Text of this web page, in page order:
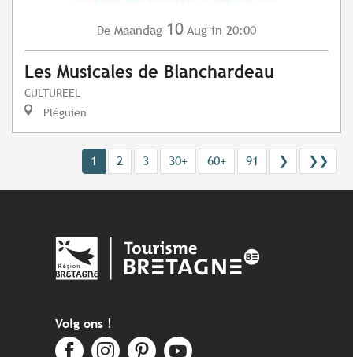
De Maandag 10 Aug in 20:00
Les Musicales de Blanchardeau
CULTUREEL
Pléguien
1 2 3 30+ 60+ 91 ❯ ❯❯
Volg ons !